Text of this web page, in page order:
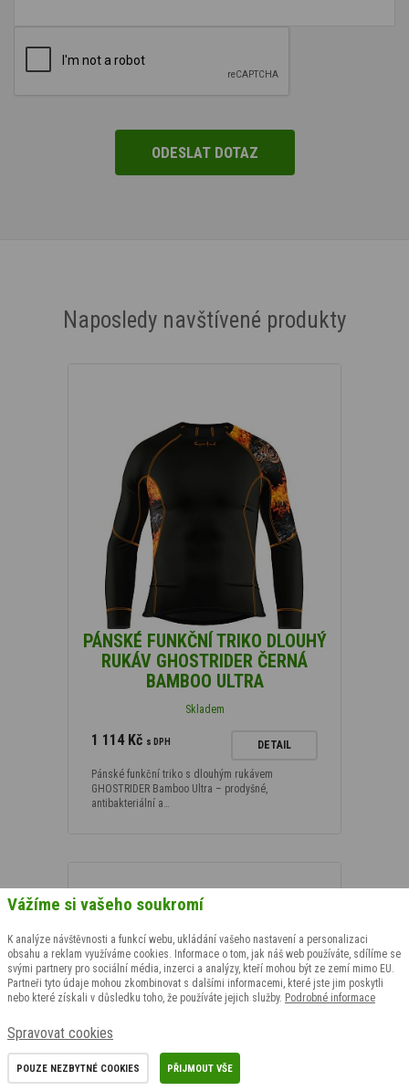
Naposledy navštívené produkty
PÁNSKÉ FUNKČNÍ TRIKO DLOUHÝ
RUKÁV GHOSTRIDER ČERNÁ
BAMBOO ULTRA
Skladem
1 114 Kč s DPH DETAIL
Pánské funkční triko s dlouhým rukávem
GHOSTRIDER Bamboo Ultra – prodyšné,
antibakteriální a…
Vážíme si vašeho soukromí
K analýze návštěvnosti a funkcí webu, ukládání vašeho nastavení a personalizaci
obsahu a reklam využíváme cookies. Informace o tom, jak náš web používáte, sdílíme se
svými partnery pro sociální média, inzerci a analýzy, kteří mohou být ze zemí mimo EU.
Partneři tyto údaje mohou zkombinovat s dalšími informacemi, které jste jim poskytli
nebo které získali v důsledku toho, že používáte jejich služby. Podrobné informace
Spravovat cookies
POUZE NEZBYTNÉ COOKIES PŘIJMOUT VŠE